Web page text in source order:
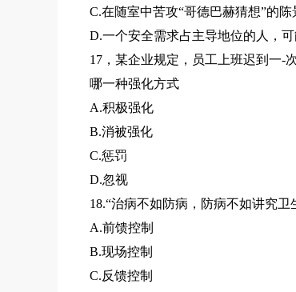
C.在随室中苦攻“哥德巴赫猜想”的陈
D.一个安全需求占主导地位的人，
17，某企业规定，员工上班迟到一-
哪一种强化方式
A.积极强化
B.消被强化
C.惩罚
D.忽视
18.“治病不如防病，防病不如讲究
A.前馈控制
B.现场控制
C.反馈控制